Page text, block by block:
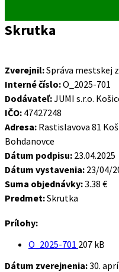
Skrutka
Zverejnil:Správa mestskej
Interné číslo:O_2025-701
Dodávateľ:JUMI s.r.o.
IČO: 47427248
Adresa: Rastislavova 81
Bohdanovce
Dátum podpisu: 23.04.2025
Dátum vystavenia: 23/04/
Suma objednávky:3.38 €
Predmet:Skrutka
Prílohy:
O_2025-701 Veľkosť
207 kB
Dátum zverejnenia:30.